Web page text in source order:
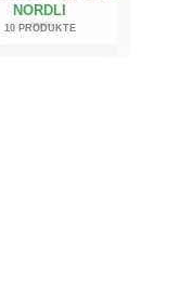
NORDLI
10 PRODUKTE